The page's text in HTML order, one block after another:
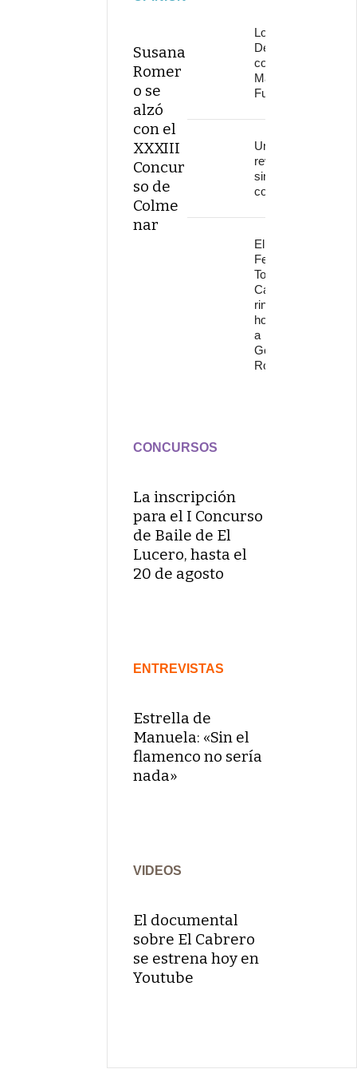
Susana
Romer
o se
alzó
con el
XXXIII
Concur
so de
Colme
nar
Los
Delinqüentes
conquistan
Marenostrum
Fuengirola
Una
revolución
sin
continuidad
El
Festival
Torre del
Cante
rinde
homenaje
a
Gonzalo
Rojo
CONCURSOS
La inscripción
para el I Concurso
de Baile de El
Lucero, hasta el
20 de agosto
ENTREVISTAS
Estrella de
Manuela: «Sin el
flamenco no sería
nada»
VIDEOS
El documental
sobre El Cabrero
se estrena hoy en
Youtube